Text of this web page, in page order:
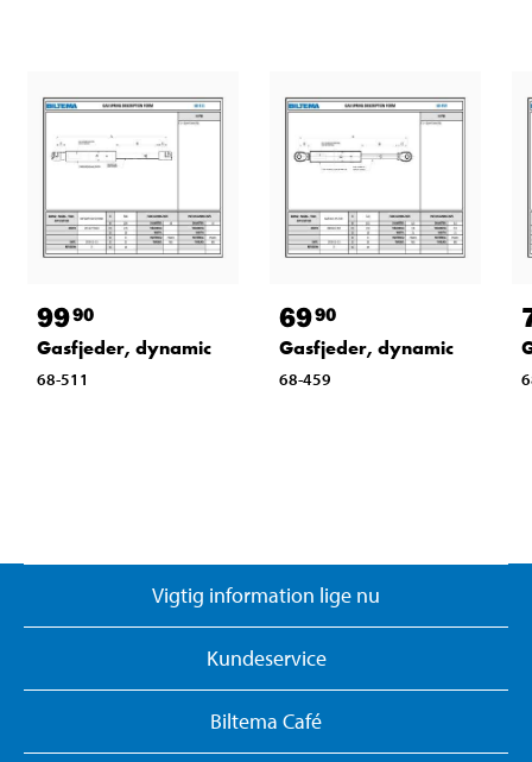
9990
Gasfjeder, dynamic
68-511
6990
Gasfjeder, dynamic
68-459
Vigtig information lige nu
Kundeservice
Biltema Café